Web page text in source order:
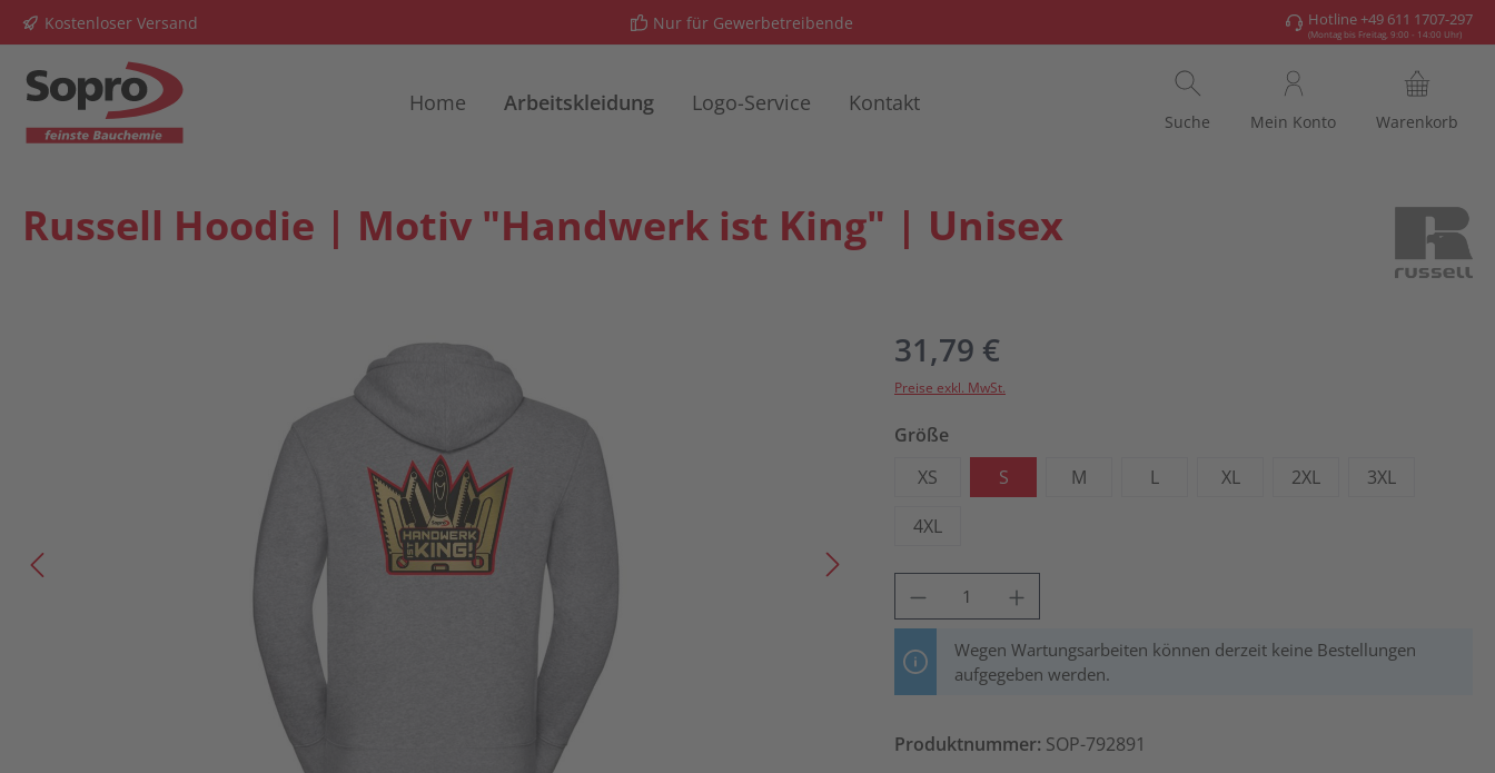
Zur Hauptnavigation springen
Kostenloser Versand Nur für Gewerbetreibende Hotline +49 611 1707-297
(Montag bis Freitag, 9:00 - 14:00 Uhr)
Home Arbeitskleidung Logo-Service Kontakt
Suche Mein Konto Warenkorb
Russell Hoodie | Motiv "Handwerk ist King" | Unisex
31,79 €
Preise exkl. MwSt.
Größeauswählen
XS
S M L XL 2XL
3XL
4XL
Wegen Wartungsarbeiten können derzeit keine Bestellungen
aufgegeben werden.
Produktnummer: SOP-792891